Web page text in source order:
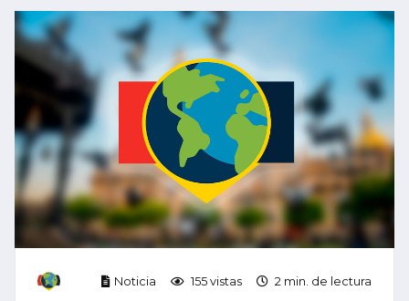
Noticia 155 vistas 2 min. de lectura